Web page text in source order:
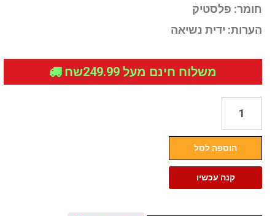
חומר: פלסטיק
הערות: ידית נשיאה
משלוח חינם מעל 249.99שח
ערכת
מזוודת
הוספה לסל
קנה עכשיו